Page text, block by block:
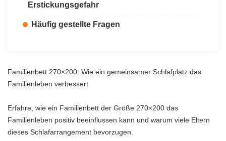
Erstickungsgefahr
Häufig gestellte Fragen
Familienbett 270×200: Wie ein gemeinsamer Schlafplatz das
Familienleben verbessert
Erfahre, wie ein Familienbett der Größe 270×200 das
Familienleben positiv beeinflussen kann und warum viele Eltern
dieses Schlafarrangement bevorzugen.